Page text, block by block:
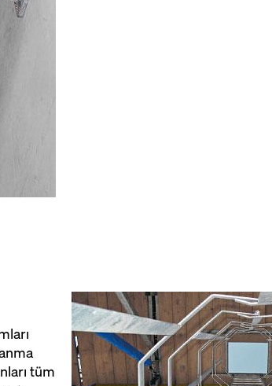
tüm